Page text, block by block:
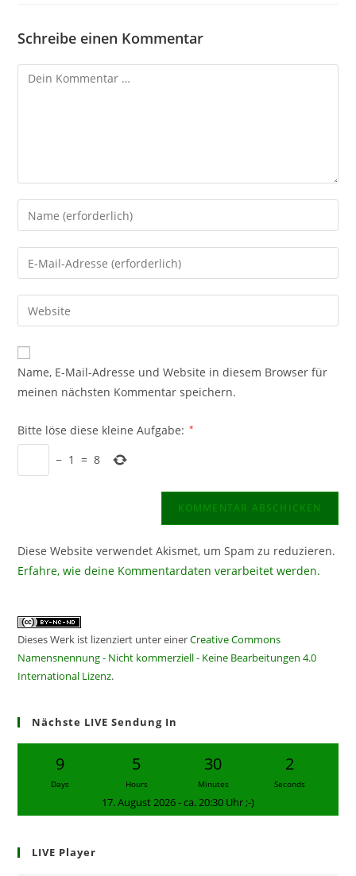
Schreibe einen Kommentar
Kommentar
Gib
deinen
Namen
oder
zum
Kommentieren
ein
Gib
deine
E-
Mail-
zum
Kommentieren
ein
Gib
deine
Website-
URL
Name, E-Mail-Adresse und Website in diesem Browser für
meinen nächsten Kommentar speichern.
Bitte löse diese kleine Aufgabe: *
− 1 = 8
Diese Website verwendet Akismet, um Spam zu reduzieren.
Erfahre, wie deine Kommentardaten verarbeitet werden.
Dieses Werk ist lizenziert unter einerCreative Commons
Namensnennung - Nicht kommerziell - Keine Bearbeitungen 4.0
International Lizenz.
Nächste LIVE Sendung In
9
Days
5
Hours
30
Minutes
1
Second
17. August 2026 - ca. 20:30 Uhr ;-)
LIVE Player